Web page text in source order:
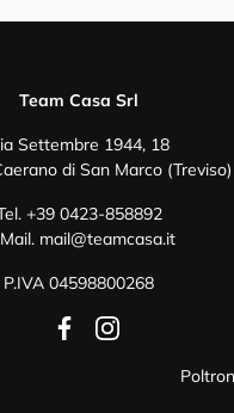
Team Casa Srl
Settembre 1944, 18
di San Marco (Treviso)
+39 0423-858892
mail@teamcasa.it
P.IVA 04598800268